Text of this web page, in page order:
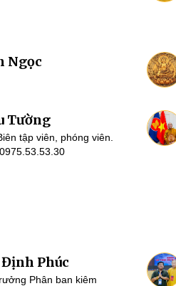
Ngọc
Tường
tập viên, phóng viên.
Phúc
Phân ban kiêm